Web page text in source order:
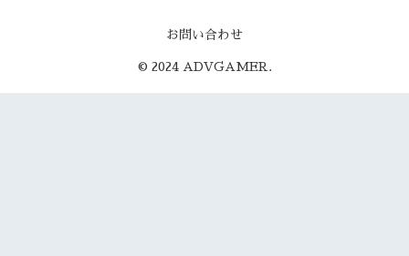
お問い合わせ
© 2024 ADVGAMER.